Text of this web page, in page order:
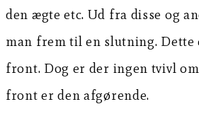
den ægte etc. Ud fra disse og
man frem til en slutning. Dette
front. Dog er der ingen tvivl
front er den afgørende.